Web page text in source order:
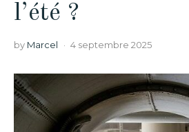
l’été ?
by Marcel 4 septembre 2025